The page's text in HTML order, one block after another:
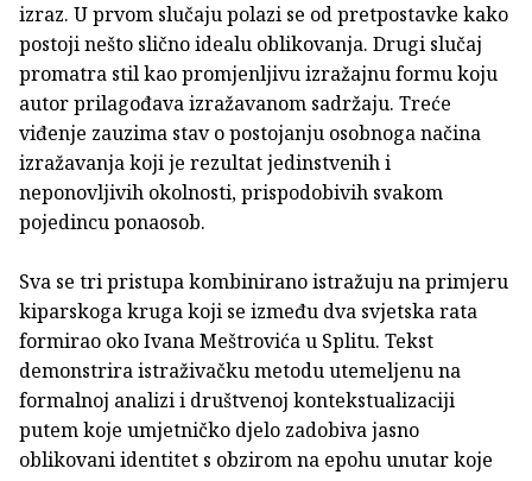
izraz. U prvom slučaju polazi se od pretpostavke kako
postoji nešto slično idealu oblikovanja. Drugi slučaj
promatra stil kao promjenljivu izražajnu formu koju
autor prilagođava izražavanom sadržaju. Treće
viđenje zauzima stav o postojanju osobnoga načina
izražavanja koji je rezultat jedinstvenih i
neponovljivih okolnosti, prispodobivih svakom
pojedincu ponaosob.
Sva se tri pristupa kombinirano istražuju na primjeru
kiparskoga kruga koji se između dva svjetska rata
formirao oko Ivana Meštrovića u Splitu. Tekst
demonstrira istraživačku metodu utemeljenu na
formalnoj analizi i društvenoj kontekstualizaciji
putem koje umjetničko djelo zadobiva jasno
oblikovani identitet s obzirom na epohu unutar koje